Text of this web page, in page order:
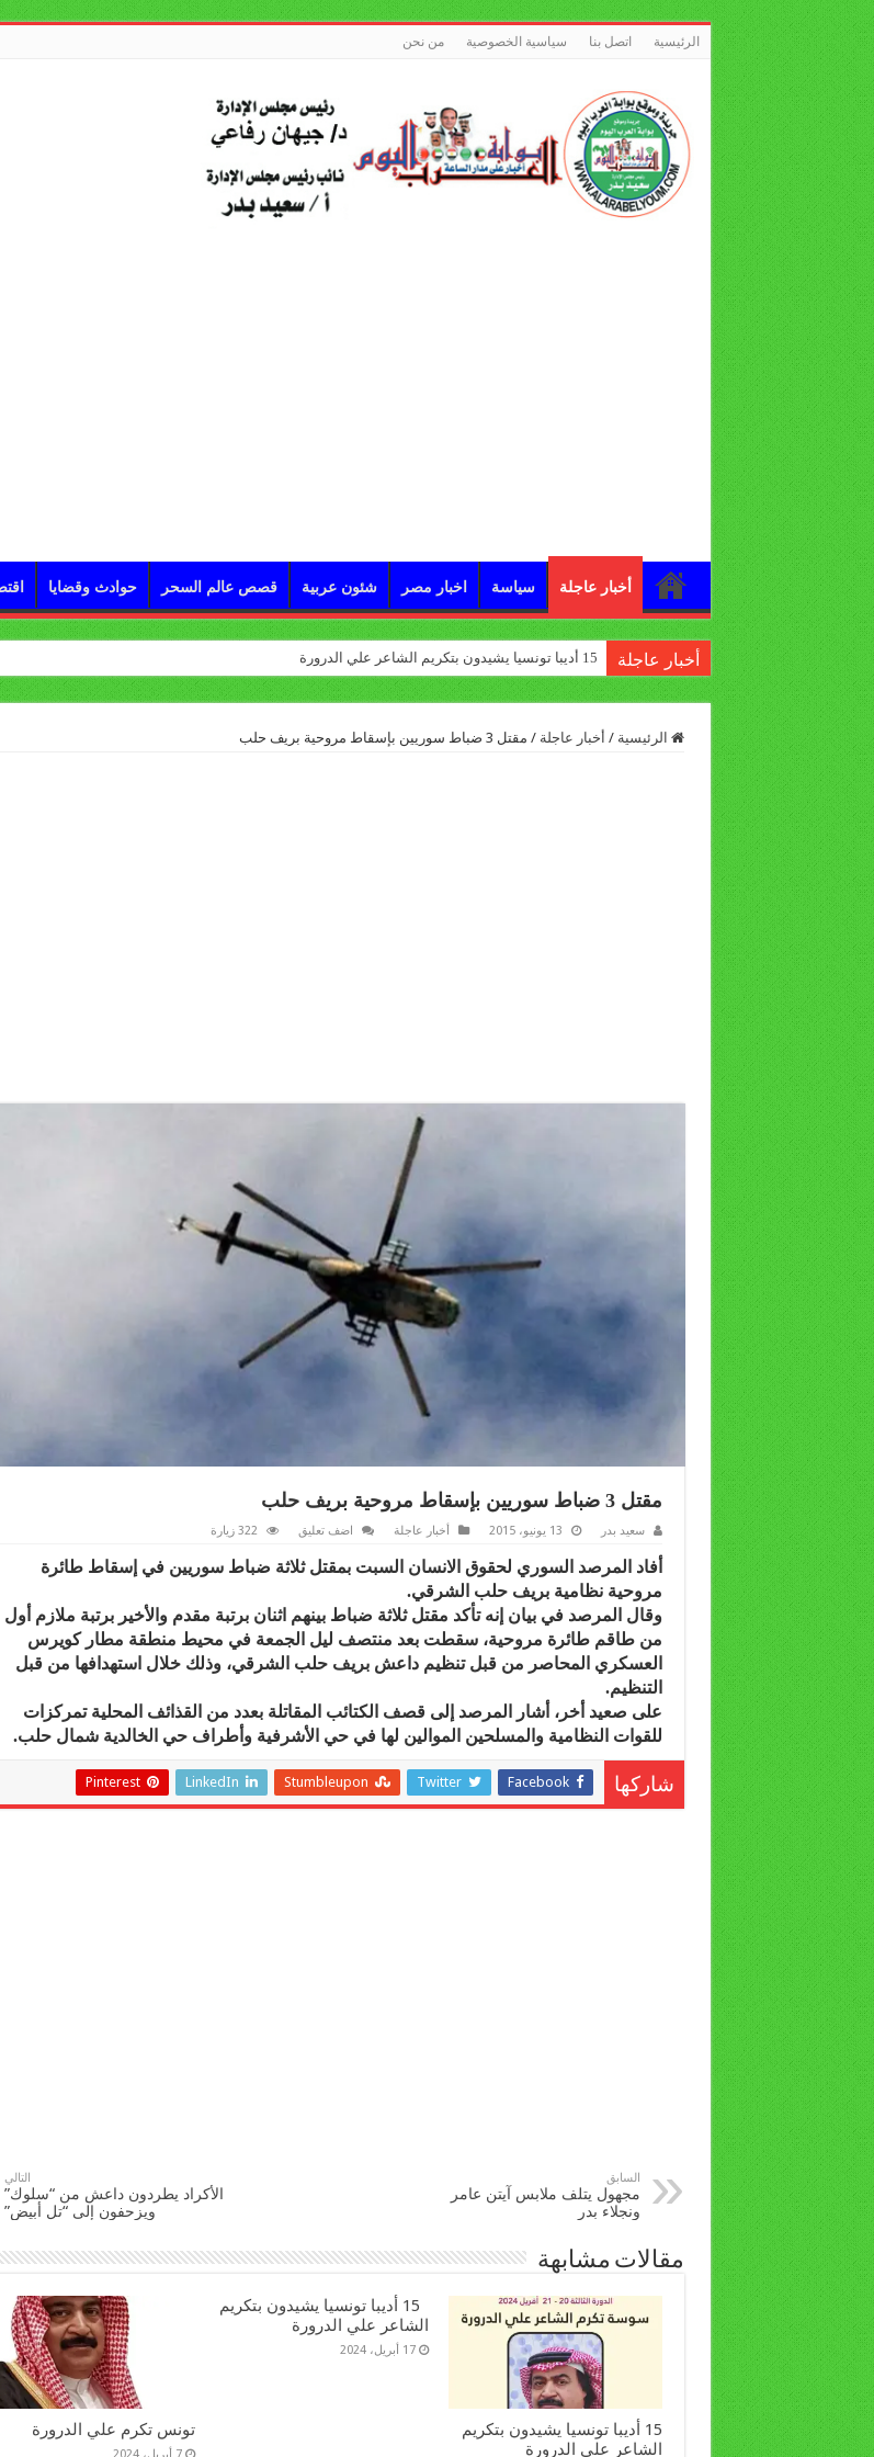
الرئيسية اتصل بنا سياسية الخصوصية من نحن
أخبار عاجلة سياسة اخبار مصر شئون عربية قصص عالم السحر حوادث وقضايا
أخبار عاجلة 15 أديبا تونسيا يشيدون بتكريم الشاعر علي الدرورة
الرئيسية / أخبار عاجلة / مقتل 3 ضباط سوريين بإسقاط مروحية بريف حلب
مقتل 3 ضباط سوريين بإسقاط مروحية بريف حلب
سعيد بدر 13 يونيو، 2015 أخبار عاجلة اضف تعليق 322 زيارة
أفاد المرصد السوري لحقوق الانسان السبت بمقتل ثلاثة ضباط سوريين في إسقاط طائرة
مروحية نظامية بريف حلب الشرقي.
وقال المرصد في بيان إنه تأكد مقتل ثلاثة ضباط بينهم اثنان برتبة مقدم والأخير برتبة ملازم أول
من طاقم طائرة مروحية، سقطت بعد منتصف ليل الجمعة في محيط منطقة مطار كويرس
العسكري المحاصر من قبل تنظيم داعش بريف حلب الشرقي، وذلك خلال استهدافها من قبل
التنظيم.
على صعيد أخر، أشار المرصد إلى قصف الكتائب المقاتلة بعدد من القذائف المحلية تمركزات
للقوات النظامية والمسلحين الموالين لها في حي الأشرفية وأطراف حي الخالدية شمال حلب.
شاركها Facebook
Twitter
Stumbleupon
LinkedIn
Pinterest
السابق
مجهول يتلف ملابس آيتن عامر
ونجلاء بدر
التالي
الأكراد يطردون داعش من “سلوك”
ويزحفون إلى “تل أبيض”
مقالات مشابهة
15 أديبا تونسيا يشيدون بتكريم
الشاعر علي الدرورة
15 أديبا تونسيا يشيدون بتكريم
الشاعر علي الدرورة
17 أبريل، 2024
تونس تكرم علي الدرورة